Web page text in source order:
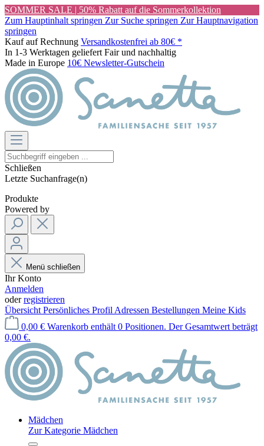
SOMMER SALE | 50% Rabatt auf die Sommerkollektion
Zum Hauptinhalt springen Zur Suche springen Zur Hauptnavigation
springen
Kauf auf Rechnung Versandkostenfrei ab 80€ *
In 1-3 Werktagen geliefert Fair und nachhaltig
Made in Europe 10€ Newsletter-Gutschein
Schließen
Letzte Suchanfrage(n)
Produkte
Powered by
Menü schließen
Ihr Konto
Anmelden
oderregistrieren
Übersicht Persönliches Profil Adressen Bestellungen Meine Kids
0,00 € Warenkorb enthält 0 Positionen. Der Gesamtwert beträgt
0,00 €.
Mädchen
Zur Kategorie Mädchen